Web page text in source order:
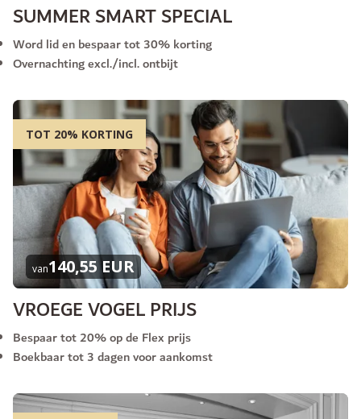
SUMMER SMART SPECIAL
Word lid en bespaar tot 30% korting
Overnachting excl./incl. ontbijt
TOT 20% KORTING
van140,55 EUR
VROEGE VOGEL PRIJS
Bespaar tot 20% op de Flex prijs
Boekbaar tot 3 dagen voor aankomst